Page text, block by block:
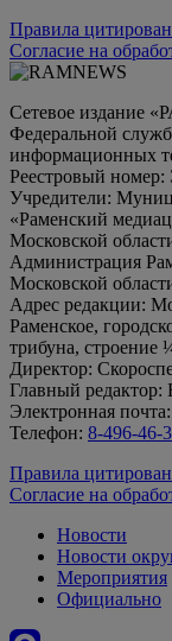
Правила
Согласие на
Сетевое издание
Федеральной
информационных
Реестровый
Учредители:
«Раменский
Московской
Администрация
Московской
Адрес редакции:
Раменское,
трибуна, строение
Директор:
Главный
Электронная почта:
Телефон: 8-496-46-
Правила
Согласие на
Новости
Новости
Мероприятия
Официально